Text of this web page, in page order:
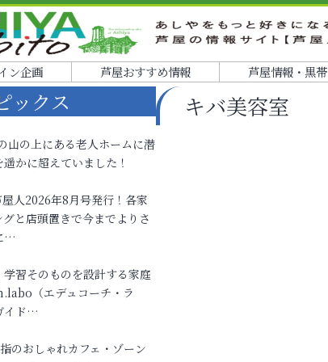
ン企画 芦屋おすすめ情報 芦屋情報・黒帯
キバ美容室
ックス
の上にある老人ホームに潜
かに超えていました！
人2026年8月号発行！各家
と店頭置きで今までよりさ
…
習そのものを設計する家庭
（エデュコーチ・ラ
イド…
のおしゃれカフェ・ゾーン